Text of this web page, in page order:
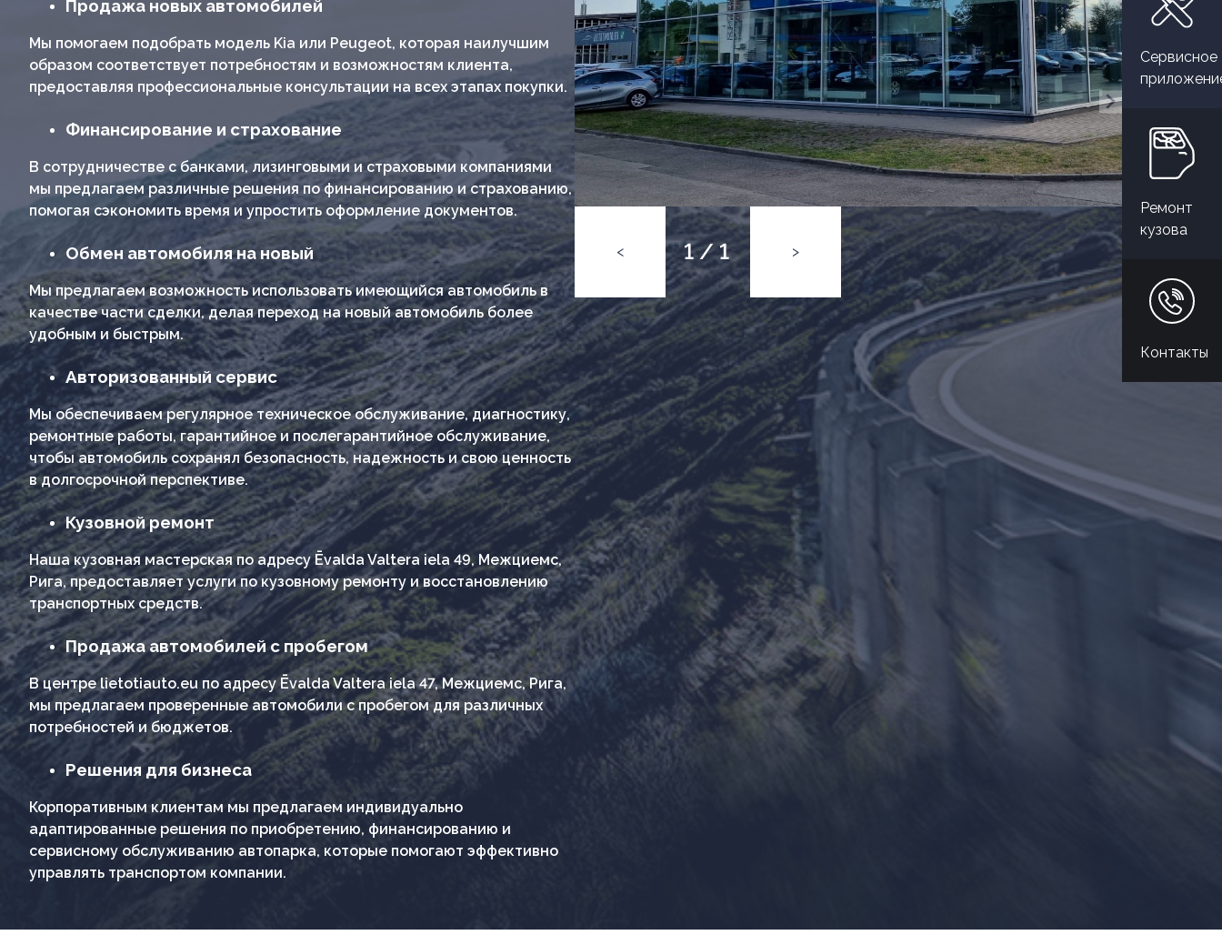
Продажа новых автомобилей
Мы помогаем подобрать модель Kia или Peugeot, которая наилучшим
образом соответствует потребностям и возможностям клиента,
предоставляя профессиональные консультации на всех этапах покупки.
Финансирование и страхование
В сотрудничестве с банками, лизинговыми и страховыми компаниями
мы предлагаем различные решения по финансированию и страхованию,
помогая сэкономить время и упростить оформление документов.
Обмен автомобиля на новый
Мы предлагаем возможность использовать имеющийся автомобиль в
качестве части сделки, делая переход на новый автомобиль более
удобным и быстрым.
Авторизованный сервис
Мы обеспечиваем регулярное техническое обслуживание, диагностику,
ремонтные работы, гарантийное и послегарантийное обслуживание,
чтобы автомобиль сохранял безопасность, надежность и свою ценность
в долгосрочной перспективе.
Кузовной ремонт
Наша кузовная мастерская по адресу Ēvalda Valtera iela 49, Межциемс,
Рига, предоставляет услуги по кузовному ремонту и восстановлению
транспортных средств.
Продажа автомобилей с пробегом
В центре lietotiauto.eu по адресу Ēvalda Valtera iela 47, Межциемс, Рига,
мы предлагаем проверенные автомобили с пробегом для различных
потребностей и бюджетов.
Решения для бизнеса
Корпоративным клиентам мы предлагаем индивидуально
адаптированные решения по приобретению, финансированию и
сервисному обслуживанию автопарка, которые помогают эффективно
управлять транспортом компании.
1 / 1
< >